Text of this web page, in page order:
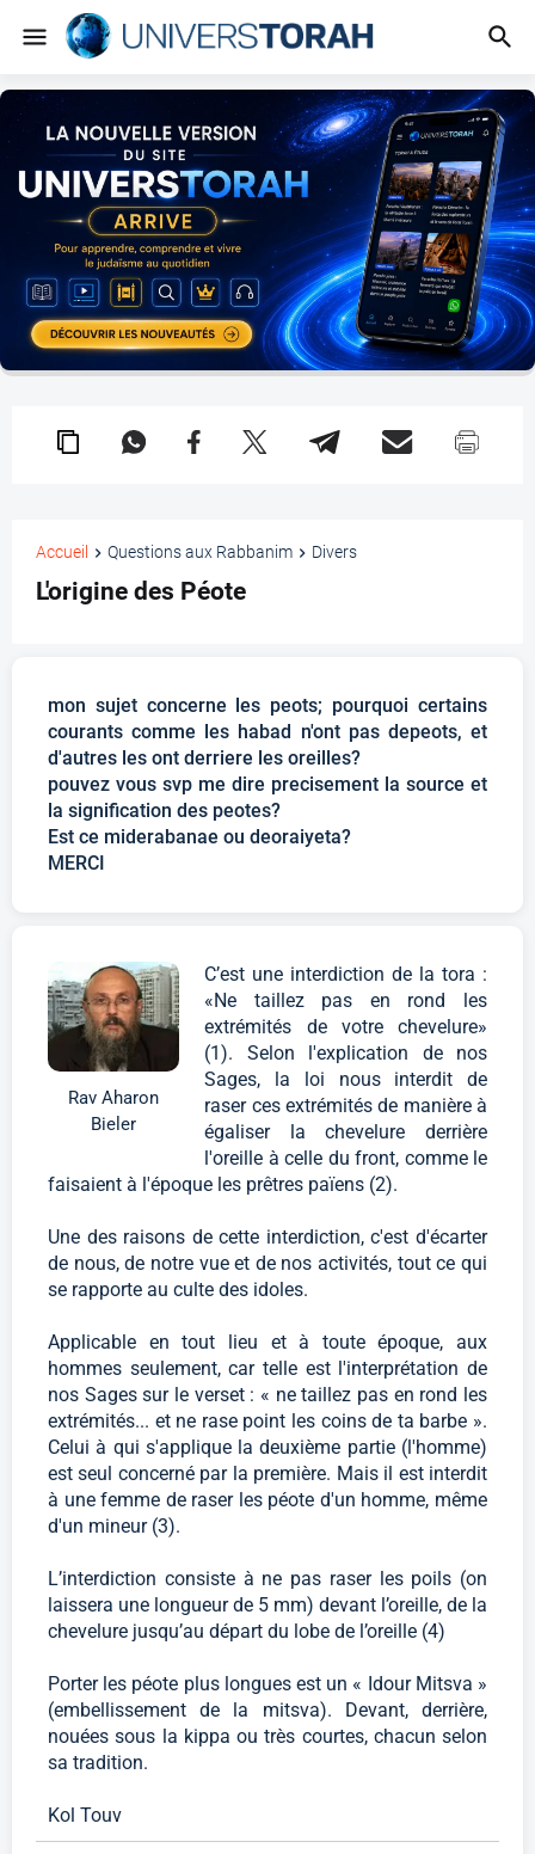
Accueil Questions aux Rabbanim Divers
L'origine des Péote
mon sujet concerne les peots; pourquoi certains
courants comme les habad n'ont pas depeots, et
d'autres les ont derriere les oreilles?
pouvez vous svp me dire precisement la source et
la signification des peotes?
Est ce miderabanae ou deoraiyeta?
MERCI
Rav Aharon
Bieler
C’est une interdiction de la tora :
«Ne taillez pas en rond les
extrémités de votre chevelure»
(1). Selon l'explication de nos
Sages, la loi nous interdit de
raser ces extrémités de manière à
égaliser la chevelure derrière
l'oreille à celle du front, comme le
faisaient à l'époque les prêtres païens (2).
Une des raisons de cette interdiction, c'est d'écarter
de nous, de notre vue et de nos activités, tout ce qui
se rapporte au culte des idoles.
Applicable en tout lieu et à toute époque, aux
hommes seulement, car telle est l'interprétation de
nos Sages sur le verset : « ne taillez pas en rond les
extrémités... et ne rase point les coins de ta barbe ».
Celui à qui s'applique la deuxième partie (l'homme)
est seul concerné par la première. Mais il est interdit
à une femme de raser les péote d'un homme, même
d'un mineur (3).
L’interdiction consiste à ne pas raser les poils (on
laissera une longueur de 5 mm) devant l’oreille, de la
chevelure jusqu’au départ du lobe de l’oreille (4)
Porter les péote plus longues est un « Idour Mitsva »
(embellissement de la mitsva). Devant, derrière,
nouées sous la kippa ou très courtes, chacun selon
sa tradition.
Kol Touv